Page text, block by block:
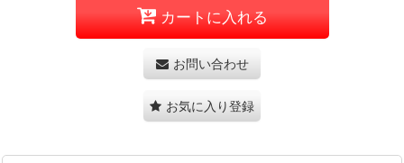
カートに入れる
お問い合わせ
お気に入り登録